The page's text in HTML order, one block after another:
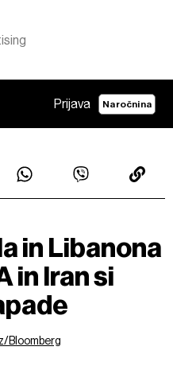
Prijava Naročnina
in Libanona
in Iran si
Bloomberg